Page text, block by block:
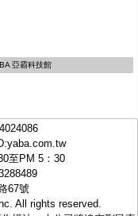
亞霸科技館
yaba.com.tw
至PM 5：30
67號
All rights reserved.